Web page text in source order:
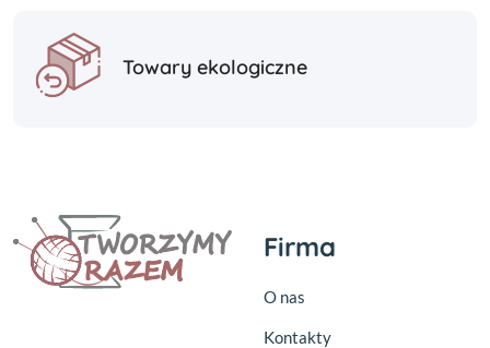
Towary ekologiczne
Firma
O nas
Kontakty